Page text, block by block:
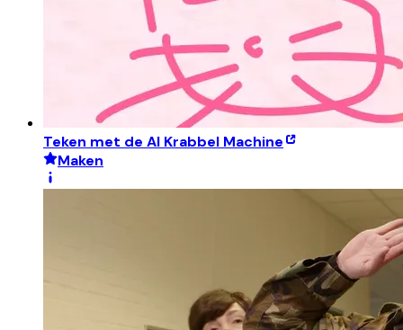
Teken met de AI Krabbel Machine
Maken